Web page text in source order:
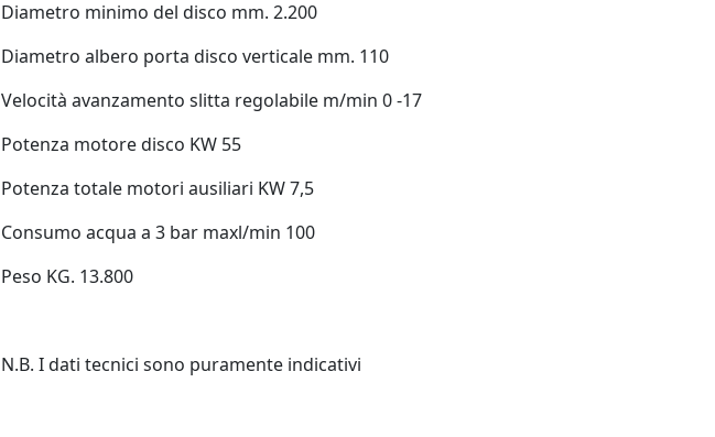
Diametro minimo del disco mm. 2.200
Diametro albero porta disco verticale mm. 110
Velocità avanzamento slitta regolabile m/min 0 -17
Potenza motore disco KW 55
Potenza totale motori ausiliari KW 7,5
Consumo acqua a 3 bar maxl/min 100
Peso KG. 13.800
N.B. I dati tecnici sono puramente indicativi